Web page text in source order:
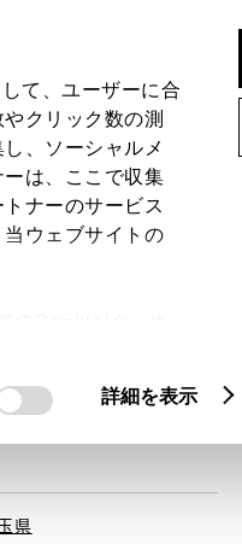
て、ユーザーに合
クリック数の測
、ソーシャルメ
は、ここで収集
ナーのサービス
ウェブサイトの
詳細を表示
田県
県